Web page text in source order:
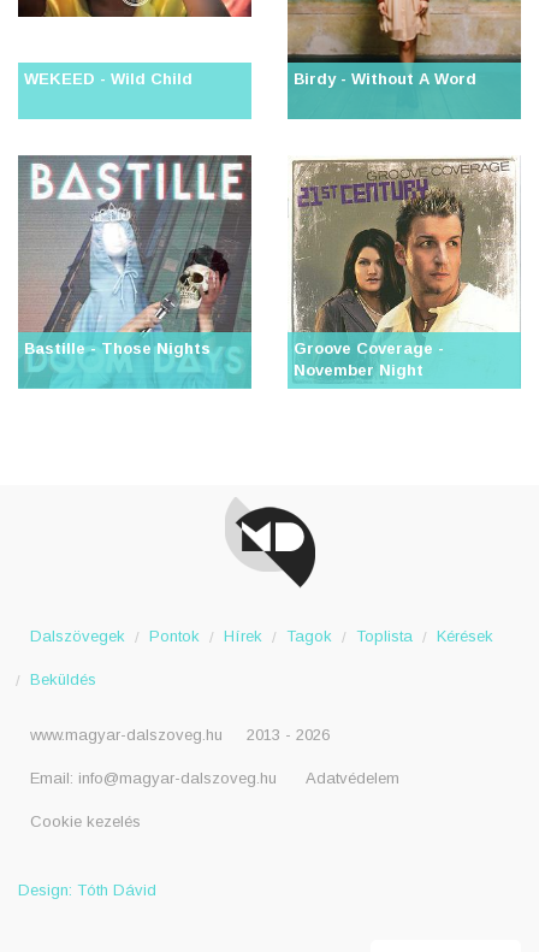
WEKEED - Wild Child Birdy - Without A Word
Bastille - Those Nights
Groove Coverage -
November Night
Dalszövegek Pontok Hírek Tagok Toplista Kérések
Beküldés
www.magyar-dalszoveg.hu 2013 - 2026
Email: info@magyar-dalszoveg.hu Adatvédelem
Cookie kezelés
Design: Tóth Dávid